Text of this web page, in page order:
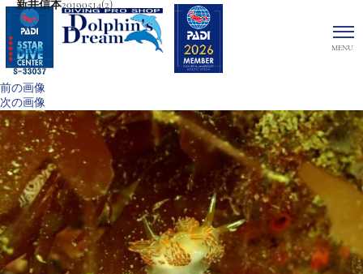
前の画像
次の画像
新井信本20190514(2)